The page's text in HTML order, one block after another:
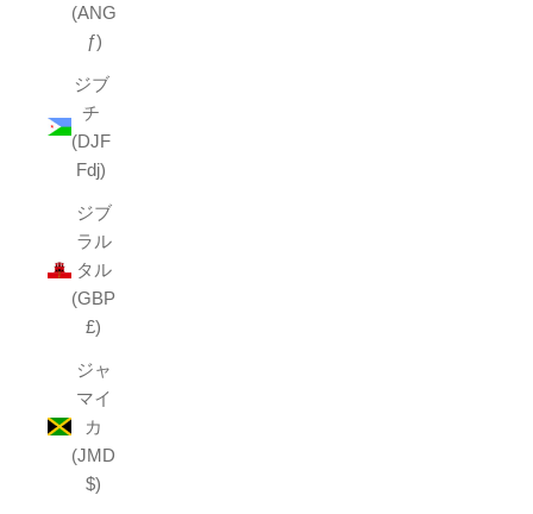
(ANG
ƒ)
ジブ
チ
(DJF
Fdj)
ジブ
ラル
タル
(GBP
£)
ジャ
マイ
カ
(JMD
$)